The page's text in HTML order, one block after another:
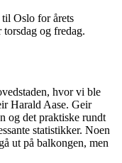
Oslo for årets
og fredag.
hvor vi ble
Harald Aase. Geir
og det praktiske rundt
statistikker. Noen
ut på balkongen, men